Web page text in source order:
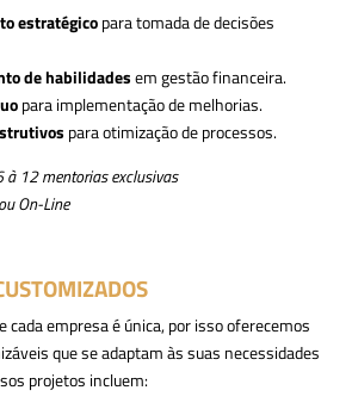
estratégicopara tomada de decisões
de habilidadesem gestão financeira.
para implementação de melhorias.
para otimização de processos.
à 12 mentorias exclusivas
On-Line
cada empresa é única, por isso oferecemos
que se adaptam às suas necessidades
projetos incluem: